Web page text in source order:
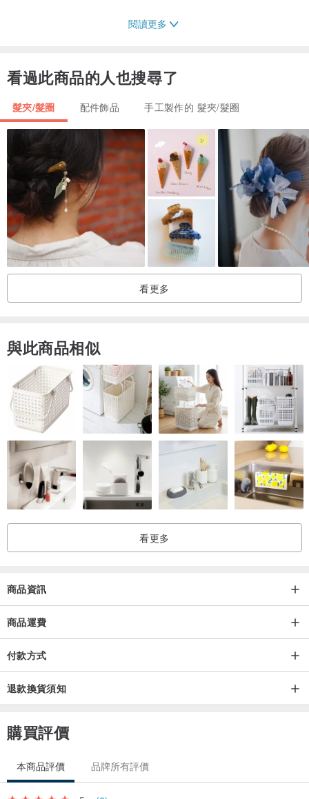
閱讀更多
看過此商品的人也搜尋了
髮夾/髮圈 配件飾品 手工製作的 髮夾/髮圈
看更多
與此商品相似
看更多
商品資訊
商品運費
付款方式
退款換貨須知
購買評價
本商品評價 品牌所有評價